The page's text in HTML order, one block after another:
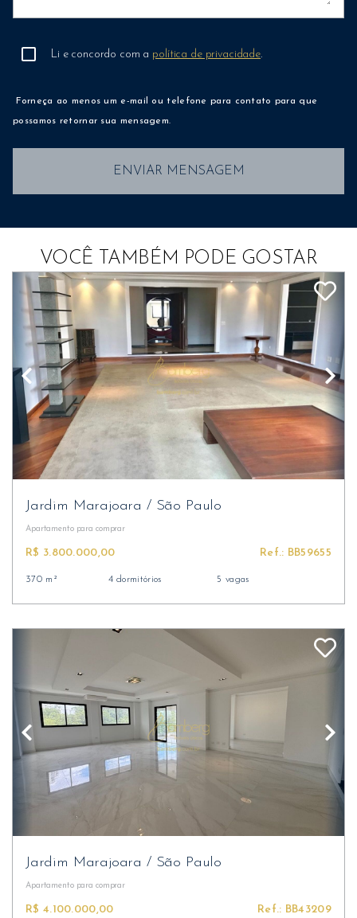
Li e concordo com a política de privacidade.
Forneça ao menos um e-mail ou telefone para contato para que
possamos retornar sua mensagem.
ENVIAR MENSAGEM
VOCÊ TAMBÉM PODE GOSTAR
Jardim Marajoara / São Paulo
Apartamento para comprar
R$ 3.800.000,00 Ref.: BB59655
370 m² 4 dormitórios 5 vagas
Jardim Marajoara / São Paulo
Apartamento para comprar
R$ 4.100.000,00 Ref.: BB43209